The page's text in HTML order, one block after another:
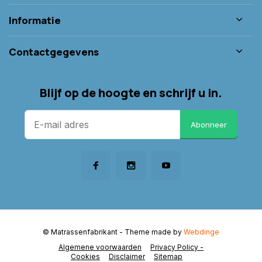
Informatie
Contactgegevens
Blijf op de hoogte en schrijf u in.
Abonneer
Algemene voorwaarden
Privacy Policy -
Cookies
Disclaimer Sitemap
© Matrassenfabrikant - Theme made by Webdinge